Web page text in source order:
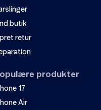
butik
retur
produkter
17
Air